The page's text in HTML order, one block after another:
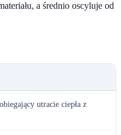
a średnio oscyluje od
utracie ciepła z